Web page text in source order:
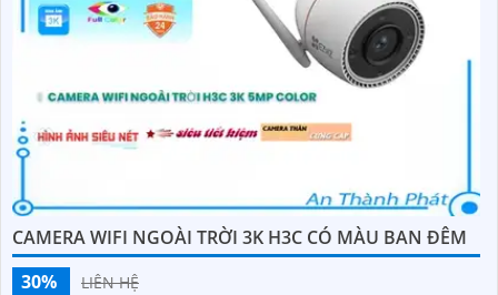
CAMERA WIFI NGOÀI TRỜI 3K H3C CÓ MÀU BAN ĐÊM
30%
LIÊN HỆ